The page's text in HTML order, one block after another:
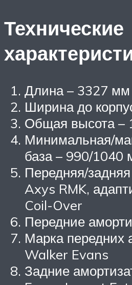
Технические
Длина – 3327 мм
Ширина до
Общая высота –
Минимальная/
база – 990/1040
Передняя/
Axys RMK,
Coil-Over
Передние
Марка передних
Walker Evans
Задние